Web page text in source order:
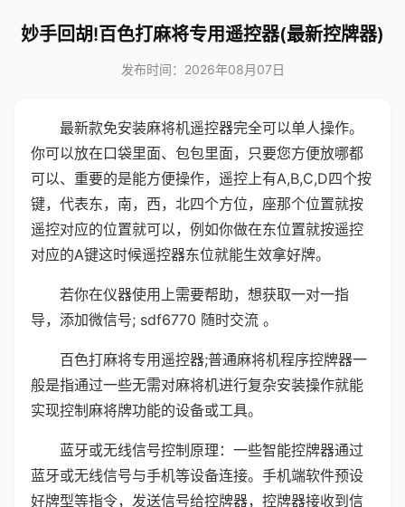
妙手回胡!百色打麻将专用遥控器(最新控牌器)
发布时间：2026年08月07日
最新款免安装麻将机遥控器完全可以单人操作。
你可以放在口袋里面、包包里面，只要您方便放哪都
可以、重要的是能方便操作，遥控上有A,B,C,D四个按
键，代表东，南，西，北四个方位，座那个位置就按
遥控对应的位置就可以，例如你做在东位置就按遥控
对应的A键这时候遥控器东位就能生效拿好牌。
若你在仪器使用上需要帮助，想获取一对一指
导，添加微信号; sdf6770 随时交流 。
百色打麻将专用遥控器;普通麻将机程序控牌器一
般是指通过一些无需对麻将机进行复杂安装操作就能
实现控制麻将牌功能的设备或工具。
蓝牙或无线信号控制原理：一些智能控牌器通过
蓝牙或无线信号与手机等设备连接。手机端软件预设
好牌型等指令，发送信号给控牌器，控牌器接收到信